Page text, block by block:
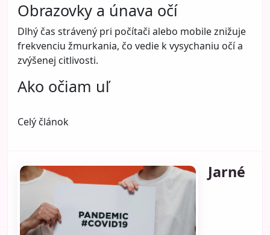
Obrazovky a únava očí
Dlhý čas strávený pri počítači alebo mobile znižuje
frekvenciu žmurkania, čo vedie k vysychaniu očí a
zvýšenej citlivosti.
Ako očiam uľ
Celý článok
Jarné